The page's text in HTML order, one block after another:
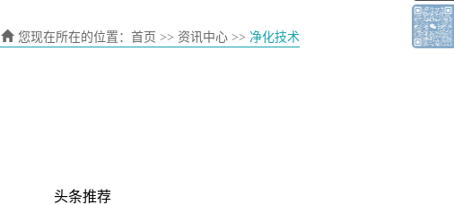
您现在所在的位置： 首页 >> 资讯中心 >> 净化技术
头条推荐